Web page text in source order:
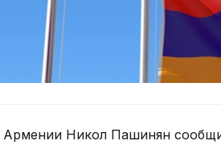
Никол Пашинян